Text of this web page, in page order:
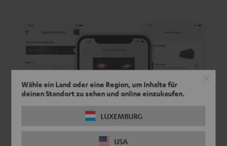
Wähle ein Land oder eine Region, um Inhalte für
deinen Standort zu sehen und online einzukaufen.
LUXEMBURG
USA